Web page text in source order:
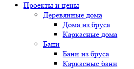
Проекты и цены
Деревянные дома
Дома из бруса
Каркасные дома
Бани
Бани из бруса
Каркасные бани